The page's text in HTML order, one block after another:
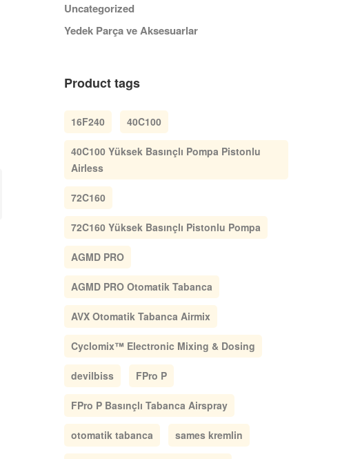
Uncategorized
Yedek Parça ve Aksesuarlar
Product tags
16F240 40C100
40C100 Yüksek Basınçlı Pompa Pistonlu
Airless
72C160
72C160 Yüksek Basınçlı Pistonlu Pompa
AGMD PRO
AGMD PRO Otomatik Tabanca
AVX Otomatik Tabanca Airmix
Cyclomix™ Electronic Mixing & Dosing
devilbiss FPro P
FPro P Basınçlı Tabanca Airspray
otomatik tabanca sames kremlin